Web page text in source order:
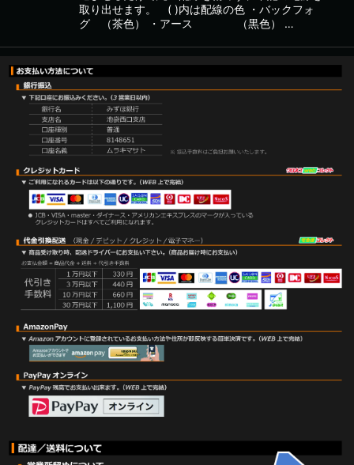
取り出せます。 ( )内は配線の色 ・バックフォ
グ （茶色） ・アース （黒色） …